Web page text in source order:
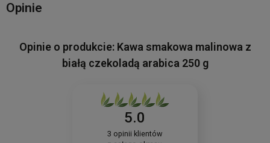
Opinie
Opinie o produkcie: Kawa smakowa malinowa z
białą czekoladą arabica 250 g
5.0
3 opinii klientów